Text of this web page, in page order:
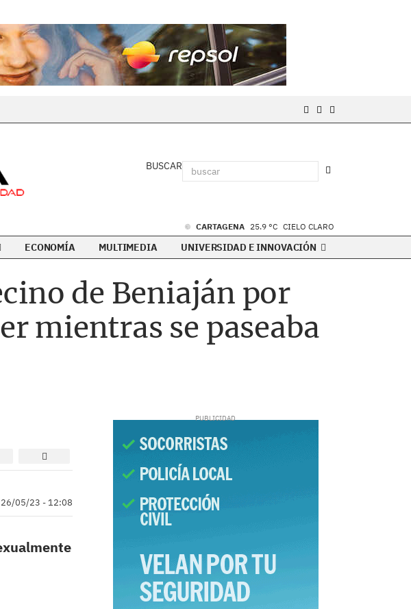
BUSCAR
CARTAGENA 25.9 °C CIELO CLARO
ECONOMÍA MULTIMEDIA UNIVERSIDAD E INNOVACIÓN
de Beniaján por
mientras se paseaba
26/05/23 - 12:08